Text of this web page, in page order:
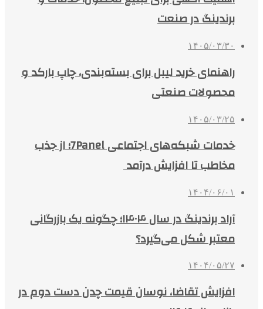
برندینگ در صنعت
۱۴۰۵/۰۳/۳۰
راهنمای خرید لیبل برای بسته‌بندی، چاپ بارکد و
محصولات صنعتی
۱۴۰۵/۰۳/۲۵
خدمات شبکه‌های اجتماعی 7Panel؛ از جذب
مخاطب تا افزایش درآمد
۱۴۰۴/۰۶/۰۱
آراد برندینگ در سال ۱۴۰۴؛ چگونه یک بازرگانی
معتبر شکل می‌گیرد؟
۱۴۰۴/۰۵/۲۷
افزایش تقاضا، نوسان قیمت چدن دست دوم در